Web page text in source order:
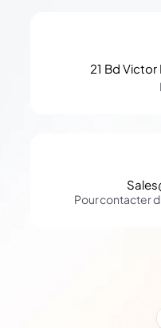
21 Bd
Pour contacter